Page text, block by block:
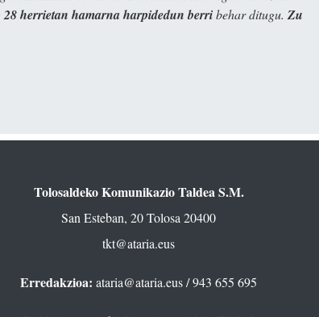
28 herrietan hamarna harpidedun berribehar ditugu. Zu
Tolosaldeko Komunikazio Taldea S.M.
San Esteban, 20 Tolosa 20400
tkt@ataria.eus
Erredakzioa: ataria@ataria.eus/ 943 655 695